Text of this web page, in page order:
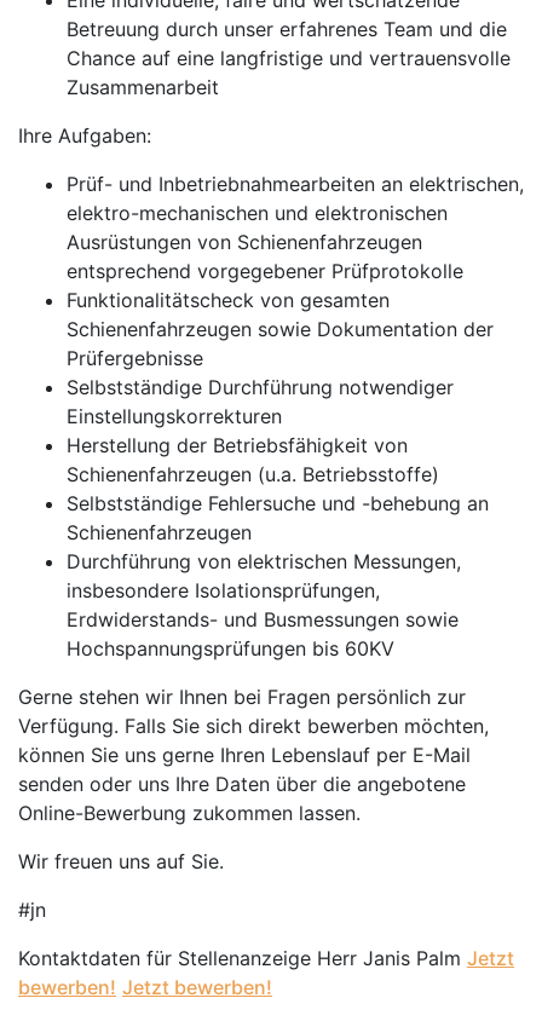
Betreuung durch unser erfahrenes Team und die
Chance auf eine langfristige und vertrauensvolle
Zusammenarbeit
Ihre Aufgaben:
Prüf- und Inbetriebnahmearbeiten an elektrischen,
elektro-mechanischen und elektronischen
Ausrüstungen von Schienenfahrzeugen
entsprechend vorgegebener Prüfprotokolle
Funktionalitätscheck von gesamten
Schienenfahrzeugen sowie Dokumentation der
Prüfergebnisse
Selbstständige Durchführung notwendiger
Einstellungskorrekturen
Herstellung der Betriebsfähigkeit von
Schienenfahrzeugen (u.a. Betriebsstoffe)
Selbstständige Fehlersuche und -behebung an
Schienenfahrzeugen
Durchführung von elektrischen Messungen,
insbesondere Isolationsprüfungen,
Erdwiderstands- und Busmessungen sowie
Hochspannungsprüfungen bis 60KV
Gerne stehen wir Ihnen bei Fragen persönlich zur
Verfügung. Falls Sie sich direkt bewerben möchten,
können Sie uns gerne Ihren Lebenslauf per E-Mail
senden oder uns Ihre Daten über die angebotene
Online-Bewerbung zukommen lassen.
Wir freuen uns auf Sie.
#jn
Kontaktdaten für Stellenanzeige Herr Janis Palm Jetzt
bewerben! Jetzt bewerben!